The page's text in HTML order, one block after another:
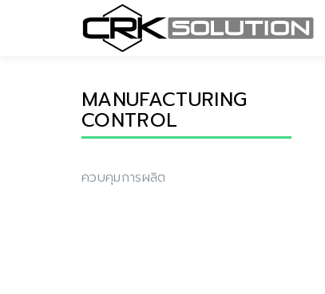
MANUFACTURING
CONTROL
ควบคุมการผลิต